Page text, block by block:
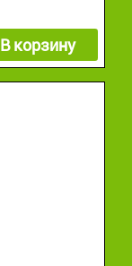
В корзину